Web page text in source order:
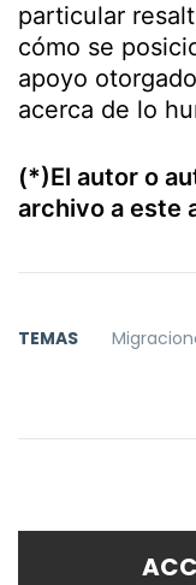
particular
cómo se
apoyo
acerca de lo
(*)El autor o
archivo a este
TEMAS